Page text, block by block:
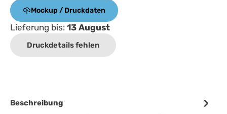
Mockup / Druckdaten
Lieferung bis: 13 August
Druckdetails fehlen
Beschreibung